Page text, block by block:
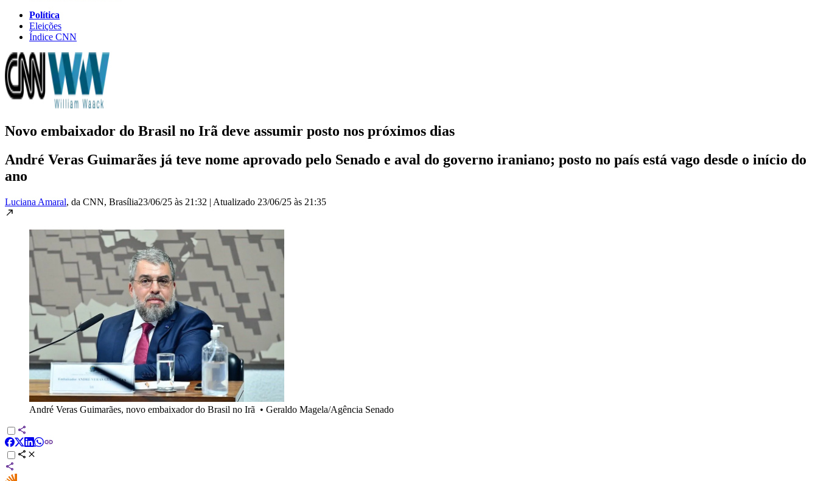
Política
Eleições
Índice CNN
Novo embaixador do Brasil no Irã deve assumir posto nos próximos dias
André Veras Guimarães já teve nome aprovado pelo Senado e aval do governo iraniano; posto no país está vago desde o início do
ano
Luciana Amaral, da CNN, Brasília23/06/25 às 21:32 | Atualizado 23/06/25 às 21:35
André Veras Guimarães, novo embaixador do Brasil no Irã • Geraldo Magela/Agência Senado